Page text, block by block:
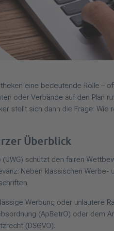
eine bedeutende Rolle –
oder Verbände auf den Plan
stellt sich dann die Frage:
Überblick
schützt den fairen
Neben klassischen
Werbung oder unlautere
(ApBetrO) oder dem
(DSGVO).